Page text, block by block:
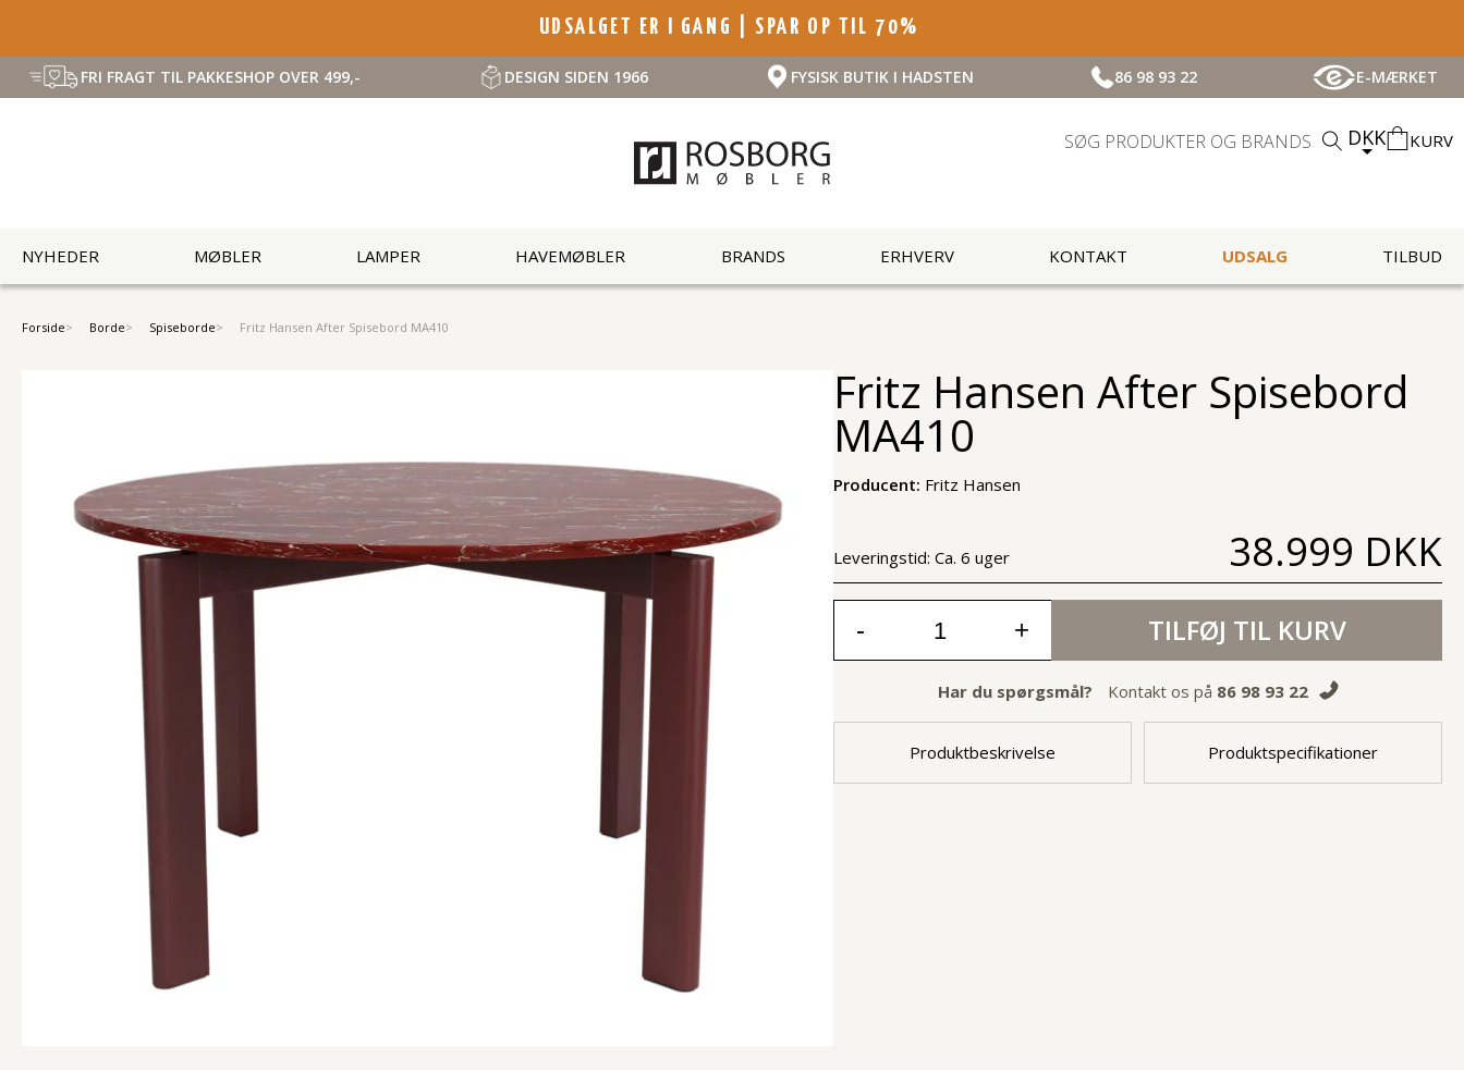
UDSALGET ER I GANG | SPAR OP TIL 70%
FRI FRAGT TIL PAKKESHOP OVER 499,- DESIGN SIDEN 1966 FYSISK BUTIK I HADSTEN 86 98 93 22 E-MÆRKET
DKK KURV
NYHEDER MØBLER LAMPER HAVEMØBLER BRANDS ERHVERV KONTAKT UDSALG TILBUD
Forside Borde Spiseborde Fritz Hansen After Spisebord MA410
Fritz Hansen After Spisebord
MA410
Producent: Fritz Hansen
Leveringstid:Ca. 6 uger 38.999 DKK
- + TILFØJ TIL KURV
Har du spørgsmål? Kontakt os på 86 98 93 22
Produktbeskrivelse Produktspecifikationer